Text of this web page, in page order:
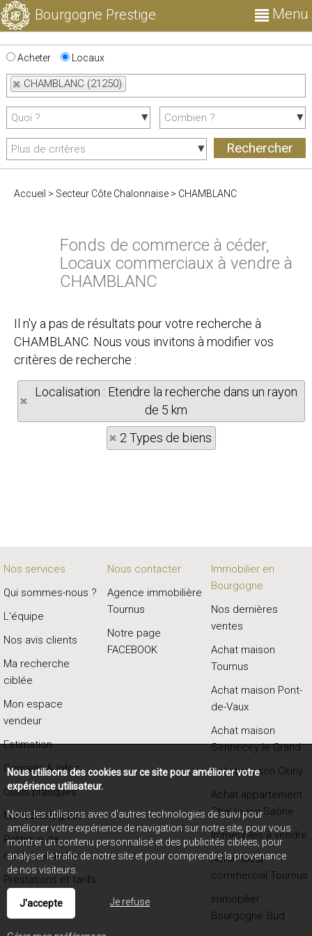
Bourgogne Prestige Menu
Acheter Locaux
CHAMBLANC (21250)
Accueil > Secteur Côte Chalonnaise > CHAMBLANC
Fonds de commerce à céder,
Locaux commerciaux à vendre à
CHAMBLANC
Il n'y a pas de résultats pour votre recherche à
CHAMBLANC. Nous vous invitons à modifier vos
critères de recherche :
Localisation : Etendre la recherche dans un rayon
de 5 km
2 Types de biens
Nos services
Qui sommes-nous ?
L'équipe
Nos avis clients
Ma recherche
ciblée
Mon espace
vendeur
Estimation
Conseils & Infos
Outils pratiques
Mentions légales
Politique de
confidentialité
Prestations et tarifs
Nous contacter
Agence immobilière
Tournus
Notre page
FACEBOOK
Immobilier en
Bourgogne
Nos dernières
ventes
Achat maison
Tournus
Achat maison Pont-
de-Vaux
Achat maison
Sennecey le Grand
Achat maison Cluny
Achat appartement
Chalon-sur-Saône
Immeubles à vendre
Achat local
commercial Tournus
Immobilier
Bourgogne Sud
Nous utilisons des cookies sur ce site pour améliorer votre
expérience utilisateur.
Nous les utilisons avec d'autres technologies de suivi pour
améliorer votre expérience de navigation sur notre site, pour vous
montrer un contenu personnalisé et des publicités ciblées, pour
analyser le trafic de notre site et pour comprendre la provenance
de nos visiteurs.
J'accepte Je refuse